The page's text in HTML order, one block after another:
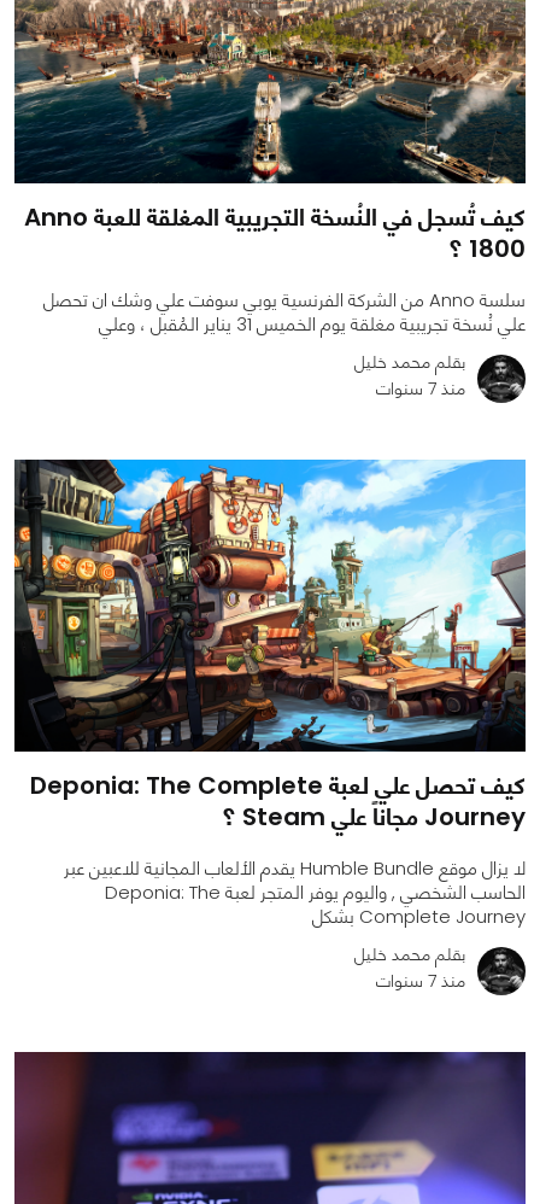
كيف تُسجل في النُسخة التجريبية المغلقة للعبة Anno
1800 ؟
سلسة Anno من الشركة الفرنسية يوبي سوفت علي وشك ان تحصل
علي نُسخة تجريبية مغلقة يوم الخميس 31 يناير المُقبل ، وعلي
بقلم محمد خليل
منذ 7 سنوات
كيف تحصل علي لعبة Deponia: The Complete
Journey مجاناً علي Steam ؟
لا يزال موقع Humble Bundle يقدم الألعاب المجانية للاعبين عبر
الحاسب الشخصي , واليوم يوفر المتجر لعبة Deponia: The
Complete Journey بشكل
بقلم محمد خليل
منذ 7 سنوات